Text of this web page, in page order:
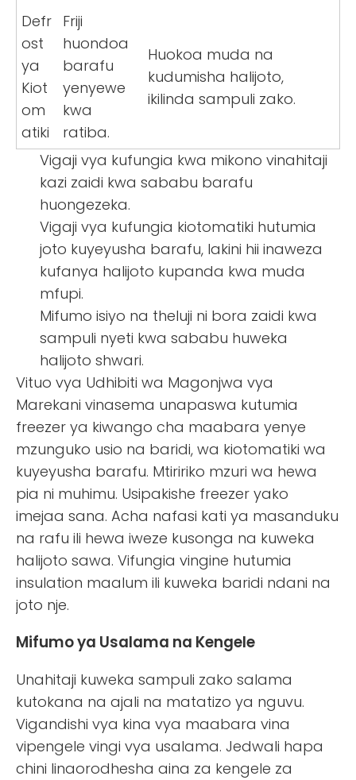
Defr
ost
ya
Kiot
om
atiki
Friji
huondoa
barafu
yenyewe
kwa
ratiba.
Huokoa muda na
kudumisha halijoto,
ikilinda sampuli zako.
Vigaji vya kufungia kwa mikono vinahitaji
kazi zaidi kwa sababu barafu
huongezeka.
Vigaji vya kufungia kiotomatiki hutumia
joto kuyeyusha barafu, lakini hii inaweza
kufanya halijoto kupanda kwa muda
mfupi.
Mifumo isiyo na theluji ni bora zaidi kwa
sampuli nyeti kwa sababu huweka
halijoto shwari.
Vituo vya Udhibiti wa Magonjwa vya
Marekani vinasema unapaswa kutumia
freezer ya kiwango cha maabara yenye
mzunguko usio na baridi, wa kiotomatiki wa
kuyeyusha barafu. Mtiririko mzuri wa hewa
pia ni muhimu. Usipakishe freezer yako
imejaa sana. Acha nafasi kati ya masanduku
na rafu ili hewa iweze kusonga na kuweka
halijoto sawa. Vifungia vingine hutumia
insulation maalum ili kuweka baridi ndani na
joto nje.
Mifumo ya Usalama na Kengele
Unahitaji kuweka sampuli zako salama
kutokana na ajali na matatizo ya nguvu.
Vigandishi vya kina vya maabara vina
vipengele vingi vya usalama. Jedwali hapa
chini linaorodhesha aina za kengele za